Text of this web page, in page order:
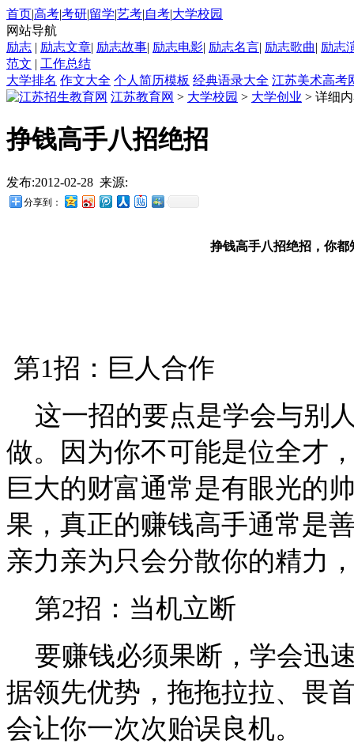
首页|高考|考研|留学|艺考|自考|大学校园
网站导航
励志 | 励志文章| 励志故事| 励志电影| 励志名言| 励志歌曲| 励志
范文 | 工作总结
大学排名 作文大全 个人简历模板 经典语录大全 江苏美术高考
江苏教育网 > 大学校园 > 大学创业 > 详细
挣钱高手八招绝招
发布:2012-02-28 来源:
分享到：
挣钱高手八招绝招，你都
第1招：巨人合作
这一招的要点是学会与别
做。因为你不可能是位全才
巨大的财富通常是有眼光的
果，真正的赚钱高手通常是
亲力亲为只会分散你的精力
第2招：当机立断
要赚钱必须果断，学会迅
据领先优势，拖拖拉拉、畏
会让你一次次贻误良机。